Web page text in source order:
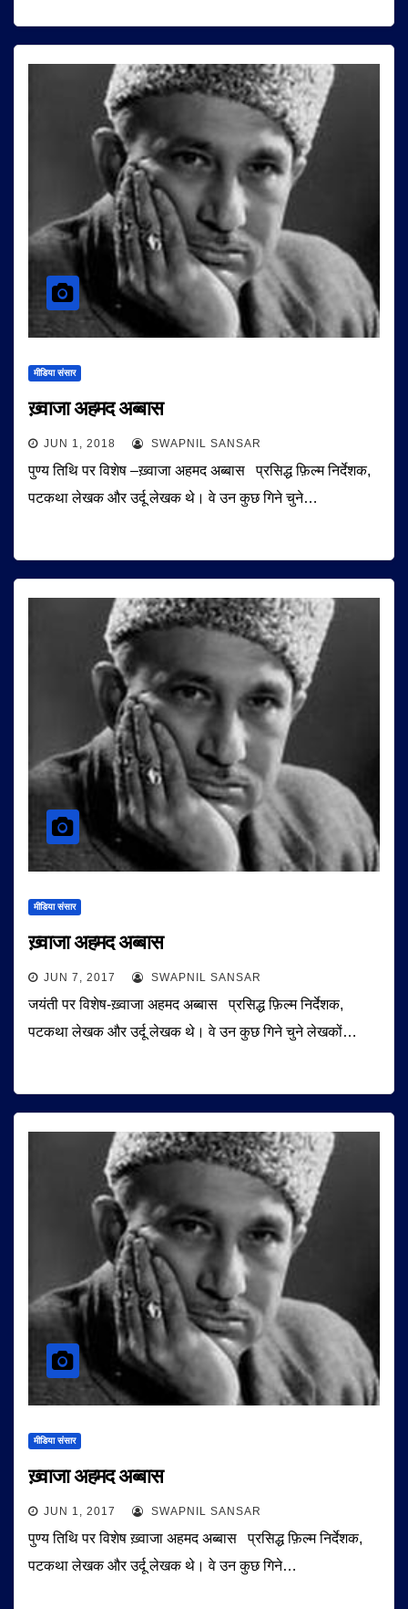
मीडिया संसार
ख़्वाजा अहमद अब्बास
JUN 1, 2018 SWAPNIL SANSAR
पुण्य तिथि पर विशेष –ख़्वाजा अहमद अब्बास प्रसिद्ध फ़िल्म निर्देशक,
पटकथा लेखक और उर्दू लेखक थे। वे उन कुछ गिने चुने…
मीडिया संसार
ख़्वाजा अहमद अब्बास
JUN 7, 2017 SWAPNIL SANSAR
जयंती पर विशेष-ख़्वाजा अहमद अब्बास प्रसिद्ध फ़िल्म निर्देशक,
पटकथा लेखक और उर्दू लेखक थे। वे उन कुछ गिने चुने लेखकों…
मीडिया संसार
ख़्वाजा अहमद अब्बास
JUN 1, 2017 SWAPNIL SANSAR
पुण्य तिथि पर विशेष ख़्वाजा अहमद अब्बास प्रसिद्ध फ़िल्म निर्देशक,
पटकथा लेखक और उर्दू लेखक थे। वे उन कुछ गिने…